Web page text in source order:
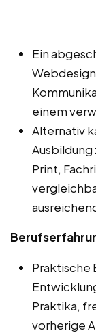
Ein
einem
Alternativ
Print,
Praktische
Praktika,
vorherige